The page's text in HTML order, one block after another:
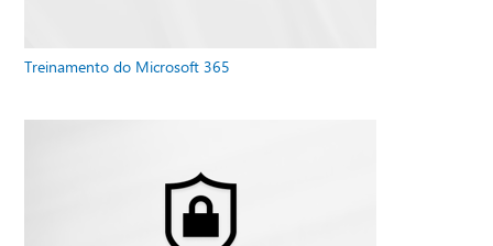
Treinamento do Microsoft 365